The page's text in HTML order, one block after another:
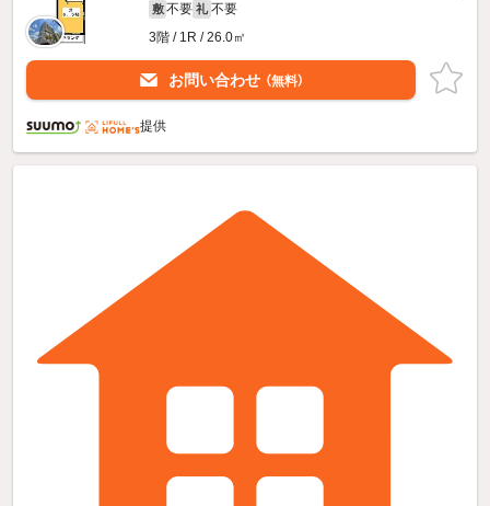
敷 不要 礼 不要
3階 / 1R / 26.0㎡
お問い合わせ （無料）
提供